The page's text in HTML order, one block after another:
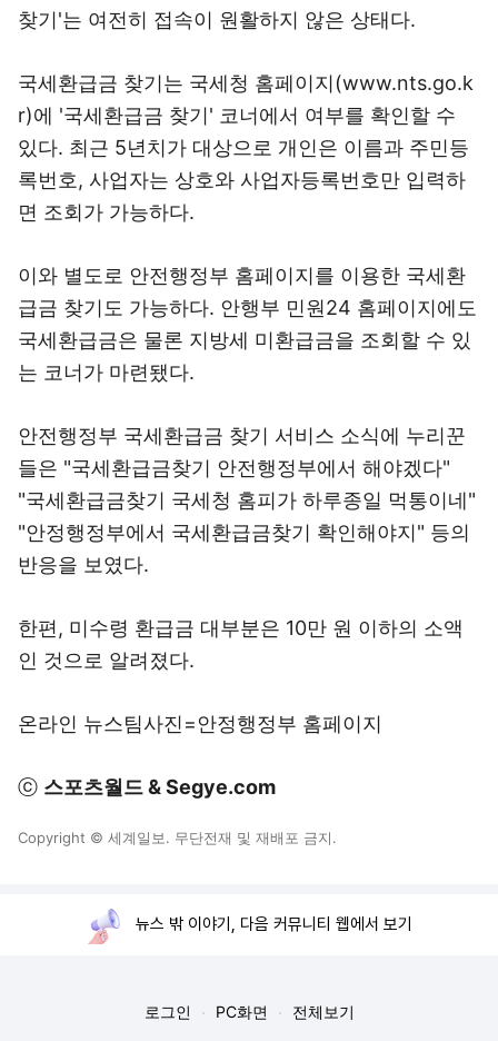
찾기'는 여전히 접속이 원활하지 않은 상태다.
국세환급금 찾기는 국세청 홈페이지(www.nts.go.k
r)에 '국세환급금 찾기' 코너에서 여부를 확인할 수
있다. 최근 5년치가 대상으로 개인은 이름과 주민등
록번호, 사업자는 상호와 사업자등록번호만 입력하
면 조회가 가능하다.
이와 별도로 안전행정부 홈페이지를 이용한 국세환
급금 찾기도 가능하다. 안행부 민원24 홈페이지에도
국세환급금은 물론 지방세 미환급금을 조회할 수 있
는 코너가 마련됐다.
안전행정부 국세환급금 찾기 서비스 소식에 누리꾼
들은 "국세환급금찾기 안전행정부에서 해야겠다"
"국세환급금찾기 국세청 홈피가 하루종일 먹통이네"
"안정행정부에서 국세환급금찾기 확인해야지" 등의
반응을 보였다.
한편, 미수령 환급금 대부분은 10만 원 이하의 소액
인 것으로 알려졌다.
온라인 뉴스팀사진=안정행정부 홈페이지
ⓒ 스포츠월드 & Segye.com
Copyright © 세계일보. 무단전재 및 재배포 금지.
뉴스 밖 이야기, 다음 커뮤니티 웹에서 보기
로그인 PC화면 전체보기